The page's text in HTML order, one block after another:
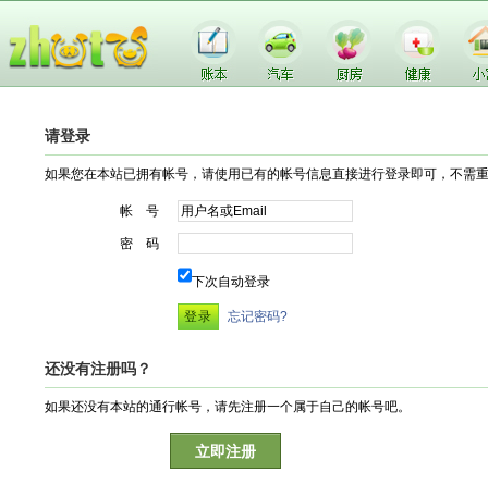
请登录
如果您在本站已拥有帐号，请使用已有的帐号信息直接进行登录即可，不需
帐 号
密 码
下次自动登录
忘记密码?
还没有注册吗？
如果还没有本站的通行帐号，请先注册一个属于自己的帐号吧。
立即注册